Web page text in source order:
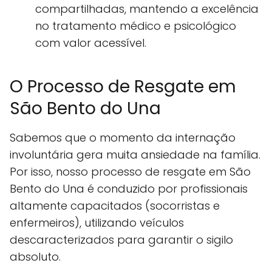
compartilhadas, mantendo a excelência
no tratamento médico e psicológico
com valor acessível.
O Processo de Resgate em
São Bento do Una
Sabemos que o momento da internação
involuntária gera muita ansiedade na família.
Por isso, nosso processo de resgate em São
Bento do Una é conduzido por profissionais
altamente capacitados (socorristas e
enfermeiros), utilizando veículos
descaracterizados para garantir o sigilo
absoluto.